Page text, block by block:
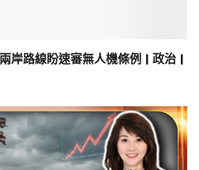
岸路線盼速審無人機條例 | 政治 |